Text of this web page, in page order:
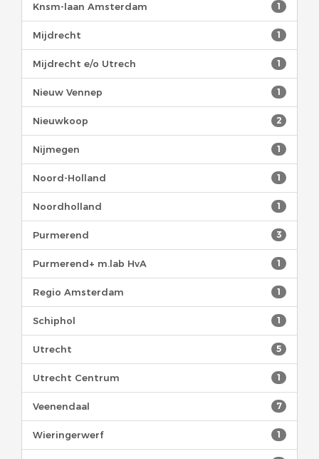
1
Knsm-laan Amsterdam
1
Mijdrecht
1
Mijdrecht e/o Utrech
1
Nieuw Vennep
2
Nieuwkoop
1
Nijmegen
1
Noord-Holland
1
Noordholland
3
Purmerend
1
Purmerend+ m.lab HvA
1
Regio Amsterdam
1
Schiphol
5
Utrecht
1
Utrecht Centrum
7
Veenendaal
1
Wieringerwerf